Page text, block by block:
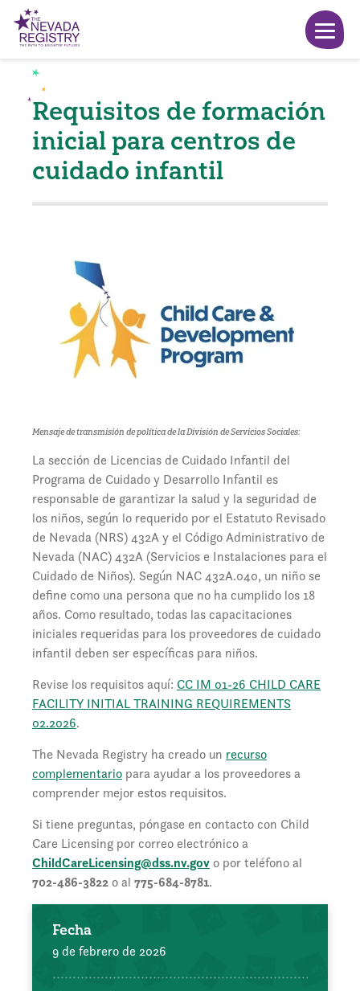
Requisitos de formación
inicial para centros de
cuidado infantil
Mensaje de transmisión de política de la División de Servicios Sociales:
La sección de Licencias de Cuidado Infantil del
Programa de Cuidado y Desarrollo Infantil es
responsable de garantizar la salud y la seguridad de
los niños, según lo requerido por el Estatuto Revisado
de Nevada (NRS) 432A y el Código Administrativo de
Nevada (NAC) 432A (Servicios e Instalaciones para el
Cuidado de Niños). Según NAC 432A.040, un niño se
define como una persona que no ha cumplido los 18
años. Como resultado, todas las capacitaciones
iniciales requeridas para los proveedores de cuidado
infantil deben ser específicas para niños.
Revise los requisitos aquí: CC IM 01-26 CHILD CARE
FACILITY INITIAL TRAINING REQUIREMENTS
02.2026.
The Nevada Registry ha creado un recurso
complementario para ayudar a los proveedores a
comprender mejor estos requisitos.
Si tiene preguntas, póngase en contacto con Child
Care Licensing por correo electrónico a
ChildCareLicensing@dss.nv.gov o por teléfono al
702-486-3822 o al 775-684-8781.
Fecha
9 de febrero de 2026